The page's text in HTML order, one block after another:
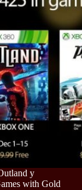
y
with Gold